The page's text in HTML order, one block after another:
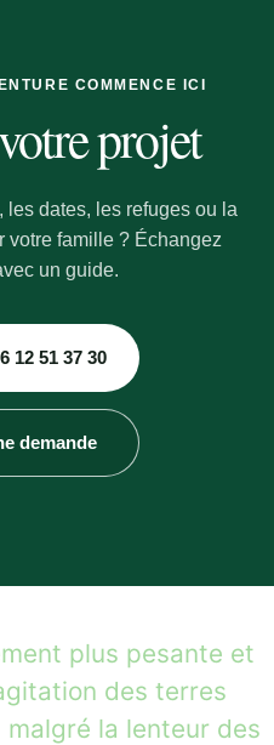
COMMENCE ICI
projet
dates, les refuges ou la
votre famille ? Échangez
un guide.
12 51 37 30
demande
plus pesante et
des terres
la lenteur des